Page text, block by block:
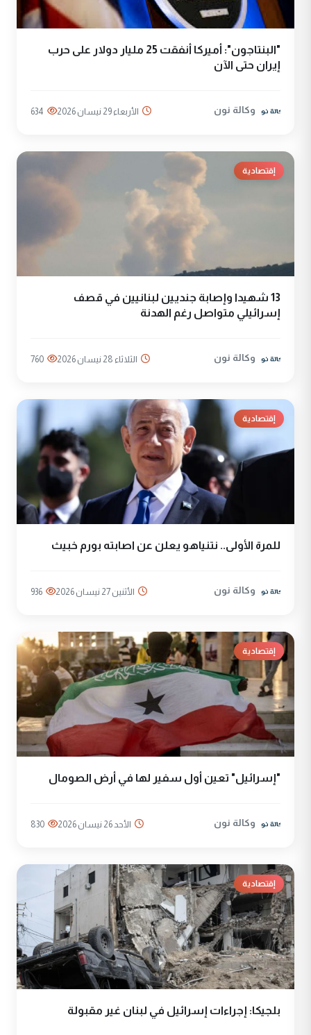
"البنتاجون": أميركا أنفقت 25 مليار دولار على حرب
إيران حتى الآن
وكالة نون الأربعاء 29 نيسان 2026 634
إقتصادية
13 شهيدا وإصابة جنديين لبنانيين في قصف
إسرائيلي متواصل رغم الهدنة
وكالة نون الثلاثاء 28 نيسان 2026 760
إقتصادية
للمرة الأولى.. نتنياهو يعلن عن اصابته بورم خبيث
وكالة نون الأثنين 27 نيسان 2026 936
إقتصادية
"إسرائيل" تعين أول سفير لها في أرض الصومال
وكالة نون الأحد 26 نيسان 2026 830
إقتصادية
بلجيكا: إجراءات إسرائيل في لبنان غير مقبولة